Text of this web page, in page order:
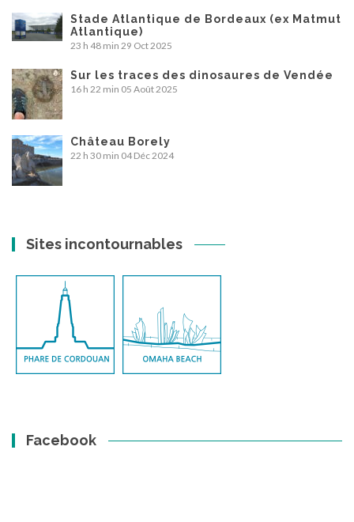
Stade Atlantique de Bordeaux (ex Matmut
Atlantique)
23 h 48 min 29 Oct 2025
Sur les traces des dinosaures de Vendée
16 h 22 min 05 Août 2025
Château Borely
22 h 30 min 04 Déc 2024
Sites incontournables
Facebook